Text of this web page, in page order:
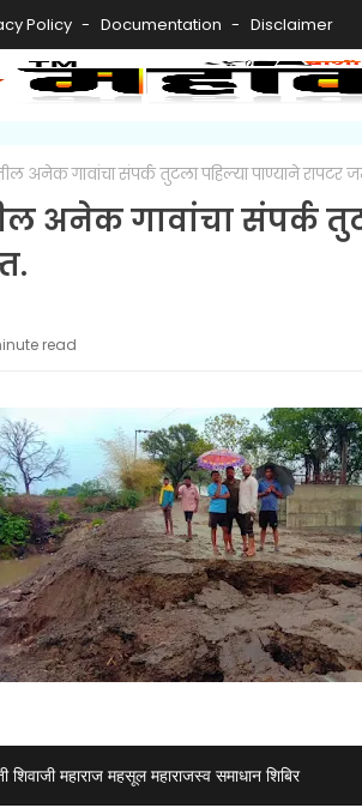
Policy Documentation Disclaimer
अनेक गावांचा संपर्क तुटला पहिल्या पाण्याने रापटर
अनेक गावांचा संपर्क
read
महाराज महसूल महाराजस्व समाधान शिबिर